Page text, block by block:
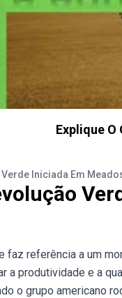
Explique O
Iniciada Em
faz referência a um
a produtividade e a
o grupo americano